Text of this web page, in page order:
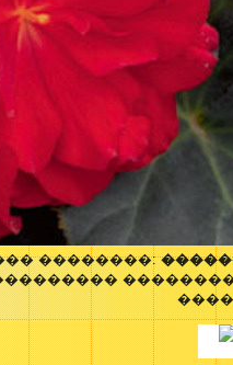
��������: